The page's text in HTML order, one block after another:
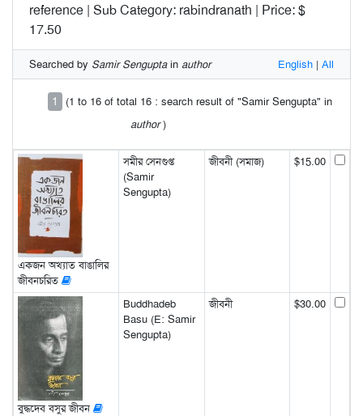
reference | Sub Category: rabindranath | Price: $
17.50
Searched by Samir Senguptain author English | All
1
(1 to 16 of total 16 : search result of "Samir Sengupta" in
author)
একজন অখ্যাত বাঙালির
জীবনচরিত
সমীর সেনগুপ্ত
(Samir
Sengupta)
জীবনী (সমাজ) $15.00
বুদ্ধদেব বসুর জীবন
Buddhadeb
Basu (E: Samir
Sengupta)
জীবনী $30.00